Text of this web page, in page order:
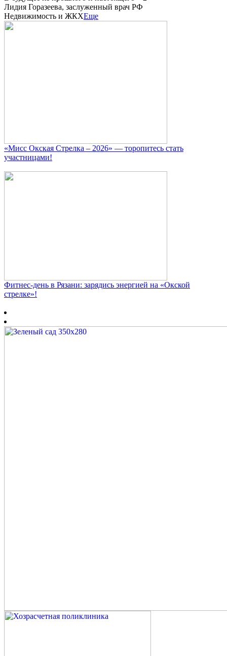
Лидия Горазеева, заслуженный врач РФ
Недвижимость и ЖКХЕще
«Мисс Окская Стрелка – 2026» — торопитесь стать
участницами!
Фитнес‑день в Рязани: зарядись энергией на «Окской
стрелке»!